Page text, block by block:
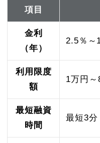
項目
金利
（年）
2.5％～
利用限度
額
1万円～
最短融資
時間
最短3分